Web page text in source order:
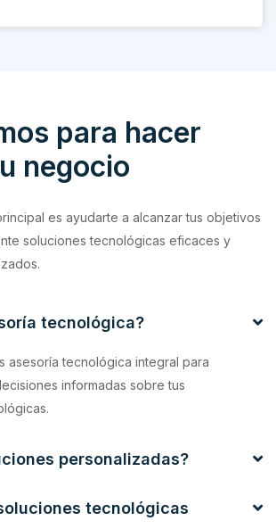
para hacer
negocio
es ayudarte a alcanzar tus objetivos
soluciones tecnológicas eficaces y
tecnológica?
asesoría tecnológica integral para
informadas sobre tus
personalizadas?
tecnológicas